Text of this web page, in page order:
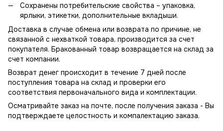
Сохранены потребительские свойства – упаковка,
ярлыки, этикетки, дополнительные вкладыши.
Доставка в случае обмена или возврата по причине, не
связанной с нехваткой товара, производится за счет
покупателя. Бракованный товар возвращается на склад за
счет компании.
Возврат денег происходит в течение 7 дней после
поступления товара на склад и проверки его
соответствия первоначального вида и комплектации.
Осматривайте заказ на почте, после получения заказа - Вы
подтверждаете целостность и компалектацию заказа.